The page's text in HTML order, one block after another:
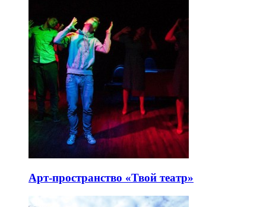
Арт-пространство «Твой театр»